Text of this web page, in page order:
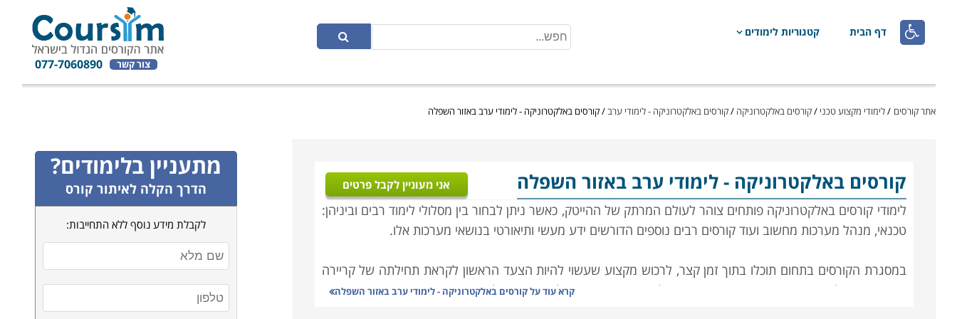
 דף הבית קטגוריות לימודים
צור קשר 077-7060890
אתר קורסים /לימודי מקצוע טכני /קורסים באלקטרוניקה /קורסים באלקטרוניקה - לימודי ערב/קורסים באלקטרוניקה - לימודי ערב באזור השפלה
קורסים באלקטרוניקה- לימודי ערב באזור השפלה אני מעוניין לקבל פרטים
לימודי קורסים באלקטרוניקה פותחים צוהר לעולם המרתק של ההייטק, כאשר ניתן לבחור בין מסלולי לימוד רבים וביניהן:
טכנאי, מנהל מערכות מחשוב ועוד קורסים רבים נוספים הדורשים ידע מעשי ותיאורטי בנושאי מערכות אלו.
במסגרת הקורסים בתחום תוכלו בתוך זמן קצר, לרכוש מקצוע שעשוי להיות הצעד הראשון לקראת תחילתה של קריירה
מקצועית מצליחה, שכן מרבית המוצרים החשמליים כיום, עובדים על מערכות אלקטרוניות מורכבות ועדינות והצורך
קרא עוד עלקורסים באלקטרוניקה - לימודי ערב באזור השפלה
מתעניין בלימודים?
הדרך הקלה לאיתור קורס
לקבלת מידע נוסף ללא התחייבות: